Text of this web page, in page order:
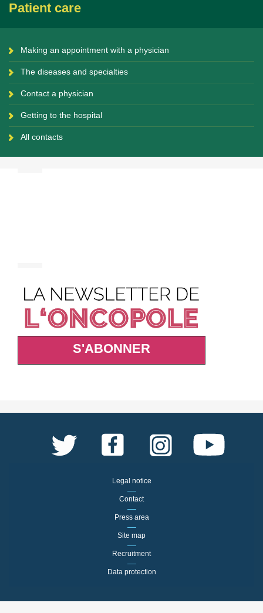
Patient care
Making an appointment with a physician
The diseases and specialties
Contact a physician
Getting to the hospital
All contacts
S'ABONNER
Legal notice
Contact
Press area
Site map
Recruitment
Data protection